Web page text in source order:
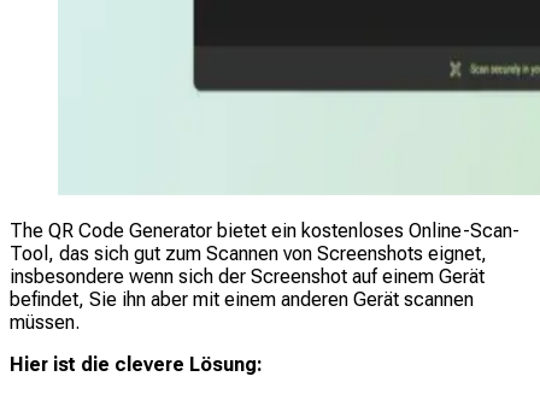
The QR Code Generator bietet ein kostenloses Online-Scan-
Tool, das sich gut zum Scannen von Screenshots eignet,
insbesondere wenn sich der Screenshot auf einem Gerät
befindet, Sie ihn aber mit einem anderen Gerät scannen
müssen.
Hier ist die clevere Lösung: